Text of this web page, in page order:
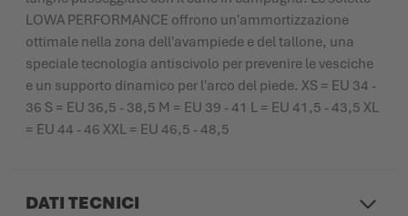
LOWA PERFORMANCE offrono un'ammortizzazione
ottimale nella zona dell'avampiede e del tallone, una
speciale tecnologia antiscivolo per prevenire le vesciche
e un supporto dinamico per l'arco del piede. XS = EU 34 -
36 S = EU 36,5 - 38,5 M = EU 39 - 41 L = EU 41,5 - 43,5 XL
= EU 44 - 46 XXL = EU 46,5 - 48,5
DATI TECNICI